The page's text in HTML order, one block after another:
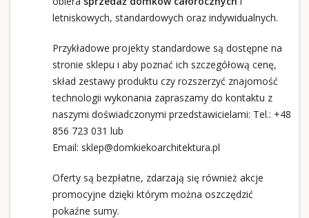
letniskowych, standardowych oraz indywidualnych.
Przykładowe projekty standardowe są dostępne na
stronie sklepu i aby poznać ich szczegółową cenę,
skład zestawy produktu czy rozszerzyć znajomość
technologii wykonania zapraszamy do kontaktu z
naszymi doświadczonymi przedstawicielami: Tel.: +48
856 723 031 lub
Email: sklep@domkiekoarchitektura.pl
Oferty są bezpłatne, zdarzają się również akcje
promocyjne dzięki którym można oszczędzić
pokaźne sumy.